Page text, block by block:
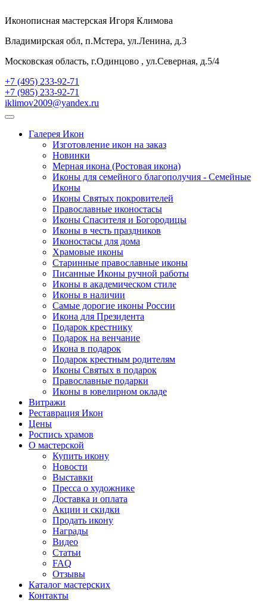
Иконописная мастерская Игоря Климова
Владимирская обл, п.Мстера, ул.Ленина, д.3
Московская область, г.Одинцово , ул.Северная, д.5/4
+7 (495) 233-92-71
+7 (985) 233-92-71
iklimov2009@yandex.ru
Галерея Икон
Изготовление икон на заказ
Новинки
Мерная икона (Ростовая икона)
Иконы для семейного благополучия - Семейные
Иконы
Иконы Святых покровителей
Православные иконостасы
Иконы Спасителя и Богородицы
Иконы в честь праздников
Иконостасы для дома
Храмовые иконы
Старинные православные иконы
Писанные Иконы ручной работы
Иконы в академическом стиле
Иконы в наличии
Самые дорогие иконы России
Икона для Президента
Подарок крестнику
Подарок на венчание
Икона в подарок
Подарок крестным родителям
Иконы Святых в подарок
Православные подарки
Иконы в ювелирном окладе
Витражи
Реставрация Икон
Цены
Роспись храмов
О мастерской
Купить икону
Новости
Выставки
Пресса о художнике
Доставка и оплата
Акции и скидки
Продать икону
Награды
Видео
Статьи
FAQ
Отзывы
Каталог мастерских
Контакты